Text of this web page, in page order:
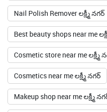
Cosmetics near me లక్ష్మీ నగర్
Makeup shop near me లక్ష్మీ
Skin care stores near me లక్ష్మీ
Beauty product shops near
Lakme eyeconnic Kajal లక్ష్మీ
Cetaphil face wash లక్ష్మీ నగర్